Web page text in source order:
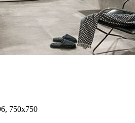
750x750